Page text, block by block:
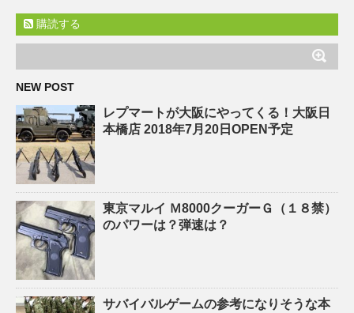
購読する
NEW POST
レプマートが大阪にやってくる！大阪日
本橋店 2018年7月20日OPEN予定
東京マルイ Ｍ8000クーガーＧ（１８禁）
のパワーは？弾速は？
サバイバルゲームの参考になりそうな本